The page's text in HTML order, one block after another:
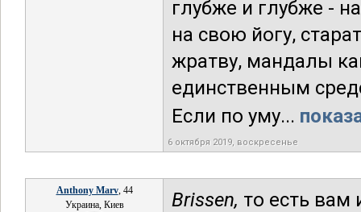
глубже и глубже -
на свою йогу,
жратву, мандалы
единственным
Если по уму...
6 октября 2019, воскресенье
Anthony Marv, 44
Украина, Киев
Brissen, то есть вам